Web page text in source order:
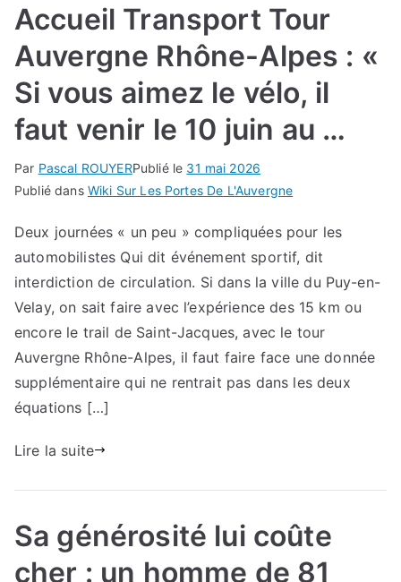
Accueil Transport Tour
Auvergne Rhône-Alpes : «
Si vous aimez le vélo, il
faut venir le 10 juin au …
Par Pascal ROUYERPublié le 31 mai 2026
Publié dans Wiki Sur Les Portes De L'Auvergne
Deux journées « un peu » compliquées pour les
automobilistes Qui dit événement sportif, dit
interdiction de circulation. Si dans la ville du Puy-en-
Velay, on sait faire avec l’expérience des 15 km ou
encore le trail de Saint-Jacques, avec le tour
Auvergne Rhône-Alpes, il faut faire face une donnée
supplémentaire qui ne rentrait pas dans les deux
équations […]
Lire la suite
Sa générosité lui coûte
cher : un homme de 81